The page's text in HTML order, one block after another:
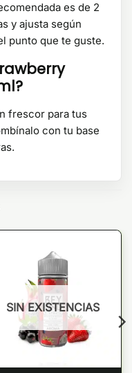
es de 2
y ajusta según
punto que te guste.
frescor para tus
con tu base
SIN EXISTENCIAS